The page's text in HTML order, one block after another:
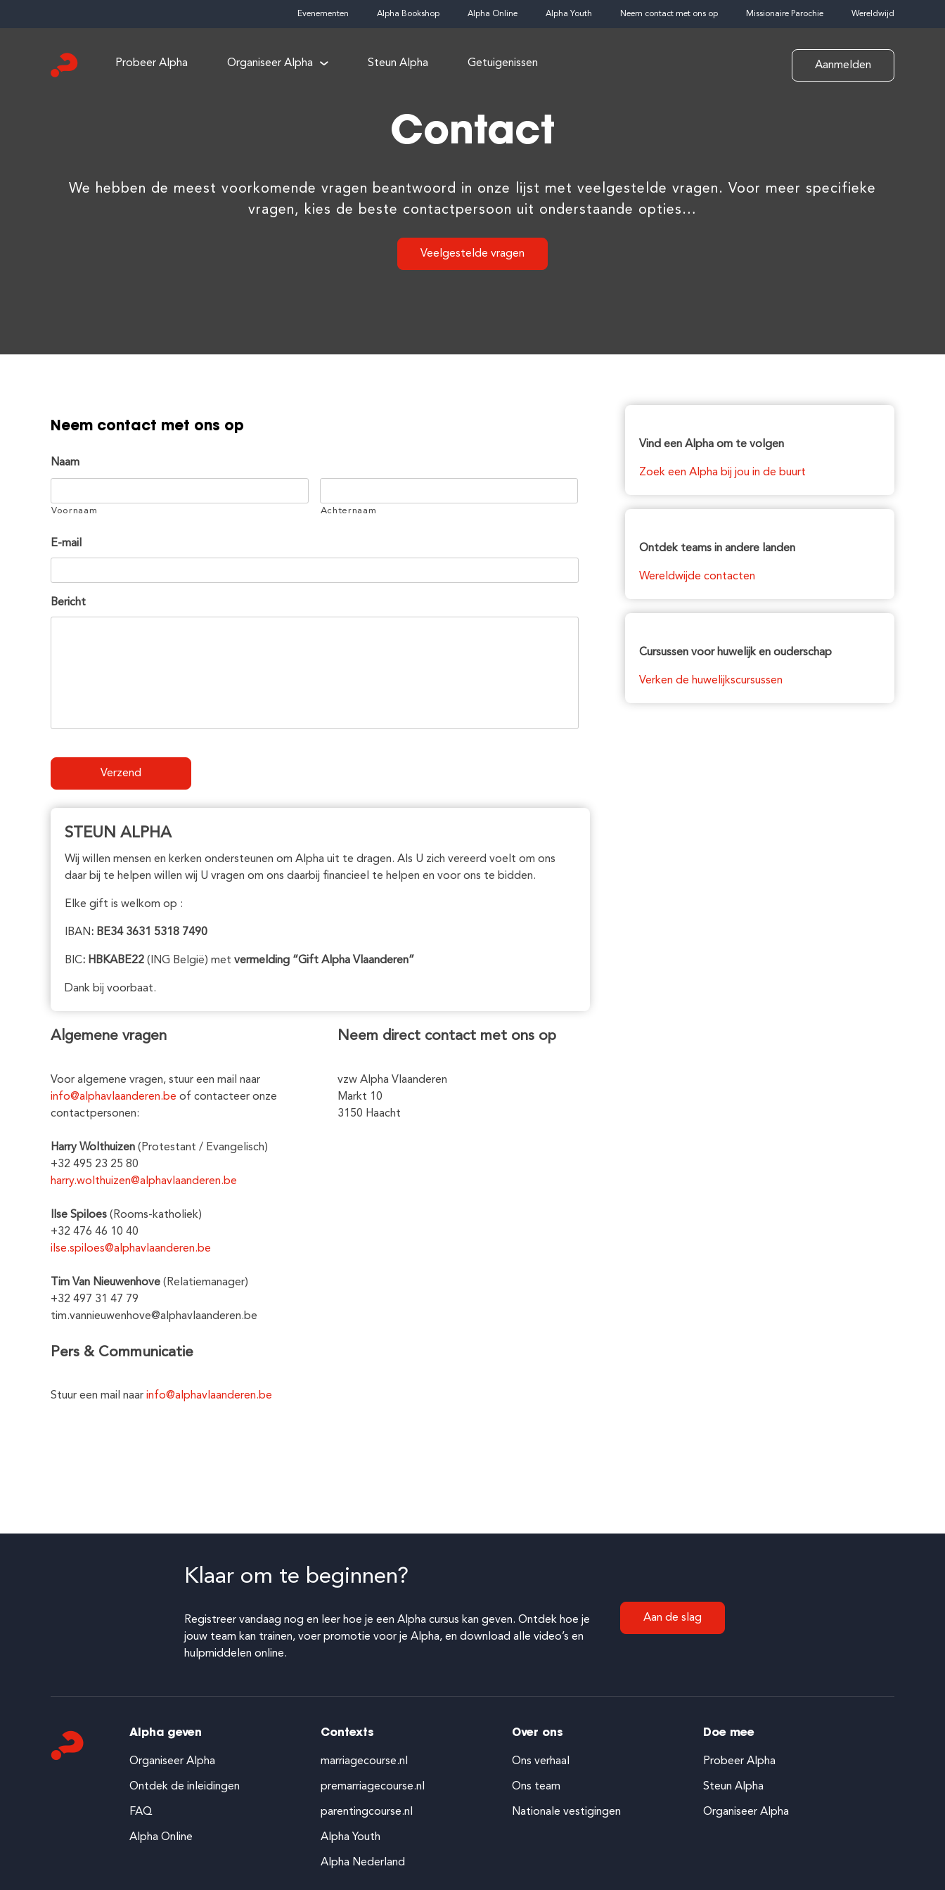
Evenementen Alpha Bookshop Alpha Online Alpha Youth Neem contact met ons op Missionaire Parochie Wereldwijd
Probeer Alpha Organiseer Alpha Steun Alpha Getuigenissen Aanmelden
Contact
We hebben de meest voorkomende vragen beantwoord in onze lijst met veelgestelde vragen. Voor meer specifieke
vragen, kies de beste contactpersoon uit onderstaande opties…
Veelgestelde vragen
Neem contact met ons op
Naam
Voornaam Achternaam
E-mail
Bericht
STEUN ALPHA
Wij willen mensen en kerken ondersteunen om Alpha uit te dragen. Als U zich vereerd voelt om ons
daar bij te helpen willen wij U vragen om ons daarbij financieel te helpen en voor ons te bidden.
Elke gift is welkom op :
IBAN: BE34 3631 5318 7490
BIC: HBKABE22 (ING België) met vermelding “Gift Alpha Vlaanderen”
Dank bij voorbaat.
Algemene vragen
Voor algemene vragen, stuur een mail naar
info@alphavlaanderen.be of contacteer onze
contactpersonen:
Harry Wolthuizen (Protestant / Evangelisch)
+32 495 23 25 80
harry.wolthuizen@alphavlaanderen.be
Ilse Spiloes (Rooms-katholiek)
+32 476 46 10 40
ilse.spiloes@alphavlaanderen.be
Tim Van Nieuwenhove (Relatiemanager)
+32 497 31 47 79
tim.vannieuwenhove@alphavlaanderen.be
Pers & Communicatie
Stuur een mail naar info@alphavlaanderen.be
Neem direct contact met ons op
vzw Alpha Vlaanderen
Markt 10
3150 Haacht
Vind een Alpha om te volgen
Zoek een Alpha bij jou in de buurt
Ontdek teams in andere landen
Wereldwijde contacten
Cursussen voor huwelijk en ouderschap
Verken de huwelijkscursussen
Klaar om te beginnen?
Registreer vandaag nog en leer hoe je een Alpha cursus kan geven. Ontdek hoe je
jouw team kan trainen, voer promotie voor je Alpha, en download alle video’s en
hulpmiddelen online.
Aan de slag
Alpha geven
Organiseer Alpha
Ontdek de inleidingen
FAQ
Alpha Online
Contexts
marriagecourse.nl
premarriagecourse.nl
parentingcourse.nl
Alpha Youth
Alpha Nederland
Over ons
Ons verhaal
Ons team
Nationale vestigingen
Doe mee
Probeer Alpha
Steun Alpha
Organiseer Alpha